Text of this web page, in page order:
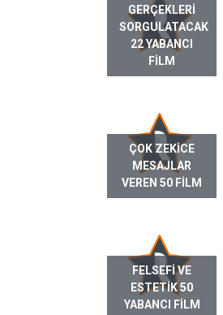
GERÇEKLERI
SORGULATACAK
22 YABANCI
FILM
ÇOK ZEKICE
MESAJLAR
VEREN 50 FILM
FELSEFI VE
ESTETIK 50
YABANCI FILM